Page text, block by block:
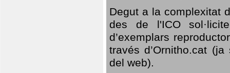
Degut a la complexitat
des de l'ICO
d’exemplars
través d’Ornitho.cat
del web).